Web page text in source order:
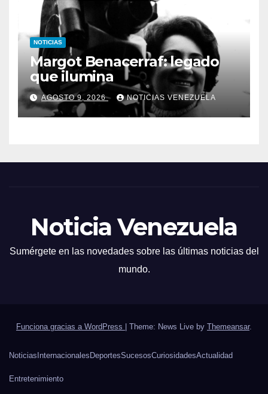
NOTICIAS
Margot Benacerraf: legado
que ilumina
AGOSTO 9, 2026 NOTICIAS VENEZUELA
Noticia Venezuela
Sumérgete en las novedades sobre las últimas noticias del
mundo.
Funciona gracias a WordPress | Theme: News Live by Themeansar.
Noticias Internacionales DeportesSucesosCuriosidadesActualidad
Entretenimiento